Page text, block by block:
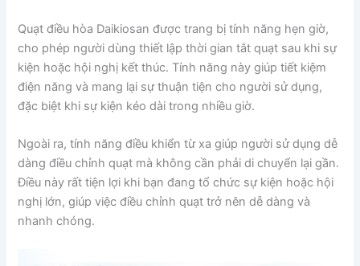
Quạt điều hòa Daikiosan được trang bị tính năng hẹn giờ,
cho phép người dùng thiết lập thời gian tắt quạt sau khi sự
kiện hoặc hội nghị kết thúc. Tính năng này giúp tiết kiệm
điện năng và mang lại sự thuận tiện cho người sử dụng,
đặc biệt khi sự kiện kéo dài trong nhiều giờ.
Ngoài ra, tính năng điều khiển từ xa giúp người sử dụng dễ
dàng điều chỉnh quạt mà không cần phải di chuyển lại gần.
Điều này rất tiện lợi khi bạn đang tổ chức sự kiện hoặc hội
nghị lớn, giúp việc điều chỉnh quạt trở nên dễ dàng và
nhanh chóng.